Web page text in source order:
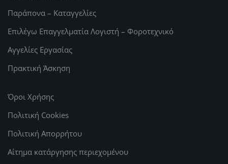
Παράπονα – Καταγγελίες
Επιλέγω Επαγγελματία Λογιστή – Φοροτεχνικό
Αγγελίες Εργασίας
Πρακτική Άσκηση
Όροι Χρήσης
Πολιτική Cookies
Πολιτική Απορρήτου
Αίτημα κατάργησης περιεχομένου